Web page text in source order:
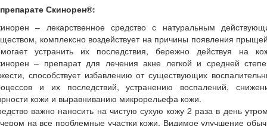
Скинорен®:
– лекарственное средство с натуральным
комплексно воздействует на причины появления
устранить их последствия, бережно действуя на
– препарат для лечения акне легкой и средней
способствует избавлению от существующих
и их последствий, устранению воспалений,
кожи и выравниванию микрорельефа кожи.
важно наносить на чистую сухую кожу 2 раза в день
на все проблемные участки кожи. Видимое улучшение